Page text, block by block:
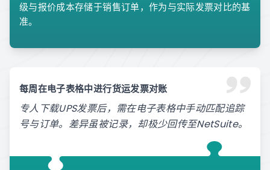
级与报价成本存储于销售订单，作为与实际发票对比的基
准。
每周在电子表格中进行货运发票对账
专人下载UPS发票后，需在电子表格中手动匹配追踪
号与订单。差异虽被记录，却极少回传至NetSuite。